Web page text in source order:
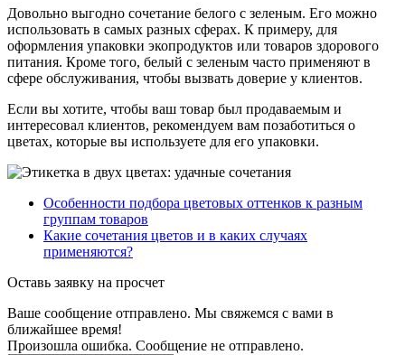
Довольно выгодно сочетание белого с зеленым. Его можно
использовать в самых разных сферах. К примеру, для
оформления упаковки экопродуктов или товаров здорового
питания. Кроме того, белый с зеленым часто применяют в
сфере обслуживания, чтобы вызвать доверие у клиентов.
Если вы хотите, чтобы ваш товар был продаваемым и
интересовал клиентов, рекомендуем вам позаботиться о
цветах, которые вы используете для его упаковки.
Особенности подбора цветовых оттенков к разным
группам товаров
Какие сочетания цветов и в каких случаях
применяются?
Оставь заявку на просчет
Ваше сообщение отправлено. Мы свяжемся с вами в
ближайшее время!
Произошла ошибка. Сообщение не отправлено.